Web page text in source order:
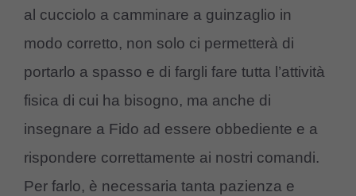
al cucciolo a camminare a guinzaglio in
modo corretto, non solo ci permetterà di
portarlo a spasso e di fargli fare tutta l’attività
fisica di cui ha bisogno, ma anche di
insegnare a Fido ad essere obbediente e a
rispondere correttamente ai nostri comandi.
Per farlo, è necessaria tanta pazienza e